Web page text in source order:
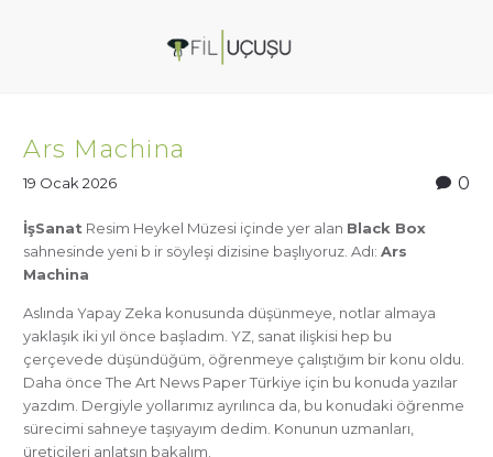
Ars Machina
0
19 Ocak 2026
İşSanat Resim Heykel Müzesi içinde yer alan Black Box
sahnesinde yeni b ir söyleşi dizisine başlıyoruz. Adı: Ars
Machina
Aslında Yapay Zeka konusunda düşünmeye, notlar almaya
yaklaşık iki yıl önce başladım. YZ, sanat ilişkisi hep bu
çerçevede düşündüğüm, öğrenmeye çalıştığım bir konu oldu.
Daha önce The Art News Paper Türkiye için bu konuda yazılar
yazdım. Dergiyle yollarımız ayrılınca da, bu konudaki öğrenme
sürecimi sahneye taşıyayım dedim. Konunun uzmanları,
üreticileri anlatsın bakalım.